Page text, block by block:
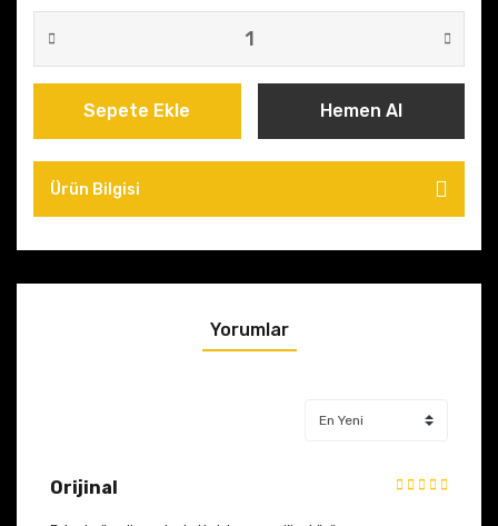
Sepete Ekle Hemen Al
Ürün Bilgisi
Yorumlar
Orijinal